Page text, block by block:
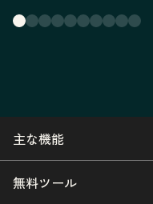
主な機能
無料ツール